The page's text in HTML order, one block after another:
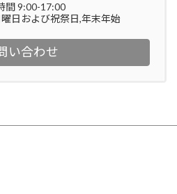
間 9:00-17:00
日および祝祭日,年末年始
い合わせ